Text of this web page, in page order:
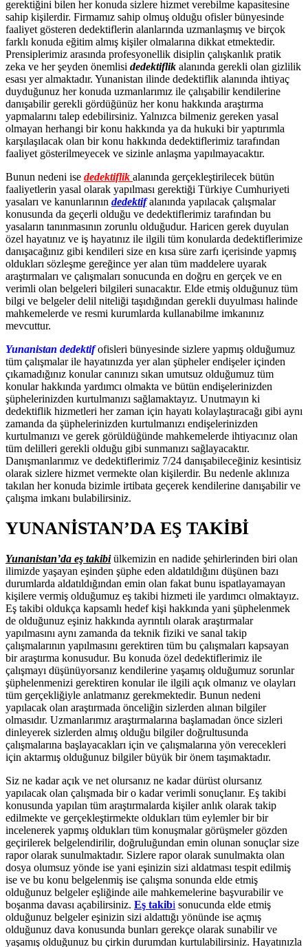
gerektiğini bilen her konuda sizlere hizmet verebilme kapasitesine
sahip kişilerdir. Firmamız sahip olmuş olduğu ofisler bünyesinde
faaliyet gösteren dedektiflerin alanlarında uzmanlaşmış ve birçok
farklı konuda eğitim almış kişiler olmalarına dikkat etmektedir.
Prensiplerimiz arasında profesyonellik disiplin çalışkanlık pratik
zeka ve her şeyden önemlisi dedektiflik alanında gerekli olan gizlilik
esası yer almaktadır. Yunanistan ilinde dedektiflik alanında ihtiyaç
duyduğunuz her konuda uzmanlarımız ile çalışabilir kendilerine
danışabilir gerekli gördüğünüz her konu hakkında araştırma
yapmalarını talep edebilirsiniz. Yalnızca bilmeniz gereken yasal
olmayan herhangi bir konu hakkında ya da hukuki bir yaptırımla
karşılaşılacak olan bir konu hakkında dedektiflerimiz tarafından
faaliyet gösterilmeyecek ve sizinle anlaşma yapılmayacaktır.
Bunun nedeni ise dedektiflik alanında gerçekleştirilecek bütün
faaliyetlerin yasal olarak yapılması gerektiği Türkiye Cumhuriyeti
yasaları ve kanunlarının dedektifalanında yapılacak çalışmalar
konusunda da geçerli olduğu ve dedektiflerimiz tarafından bu
yasaların tanınmasının zorunlu olduğudur. Haricen gerek duyulan
özel hayatınız ve iş hayatınız ile ilgili tüm konularda dedektiflerimize
danışacağınız gibi kendileri size en kısa süre zarfı içerisinde yapmış
oldukları sözleşme gereğince yer alan tüm maddelere uyarak
araştırmaları ve çalışmaları sonucunda en doğru en gerçek ve en
verimli olan belgeleri bilgileri sunacaktır. Elde etmiş olduğunuz tüm
bilgi ve belgeler delil niteliği taşıdığından gerekli duyulması halinde
mahkemelerde ve resmi kurumlarda kullanabilme imkanınız
mevcuttur.
Yunanistan dedektifofisleri bünyesinde sizlere yapmış olduğumuz
tüm çalışmalar ile hayatınızda yer alan şüpheler endişeler içinden
çıkamadığınız konular canınızı sıkan umutsuz olduğumuz tüm
konular hakkında yardımcı olmakta ve bütün endişelerinizden
şüphelerinizden kurtulmanızı sağlamaktayız. Unutmayın ki
dedektiflik hizmetleri her zaman için hayatı kolaylaştıracağı gibi aynı
zamanda da şüphelerinizden kurtulmanızı endişelerinizden
kurtulmanızı ve gerek görüldüğünde mahkemelerde ihtiyacınız olan
tüm delilleri gerekli olduğu gibi sunmanızı sağlayacaktır.
Danışmanlarımız ve dedektiflerimiz 7/24 danışabileceğiniz kesintisiz
olarak sizlere hizmet vermekte olan kişilerdir. Bu nedenle aklınıza
takılan her konuda bizimle irtibata geçerek kendilerine danışabilir ve
çalışma imkanı bulabilirsiniz.
YUNANİSTAN’DA EŞ TAKİBİ
Yunanistan’da eş takibiülkemizin en nadide şehirlerinden biri olan
ilimizde yaşayan eşinden şüphe eden aldatıldığını düşünen bazı
durumlarda aldatıldığından emin olan fakat bunu ispatlayamayan
kişilere vermiş olduğumuz eş takibi hizmeti ile yardımcı olmaktayız.
Eş takibi oldukça kapsamlı hedef kişi hakkında yani şüphelenmek
de olduğunuz eşiniz hakkında ayrıntılı olarak araştırmalar
yapılmasını aynı zamanda da teknik fiziki ve sanal takip
çalışmalarının yapılmasını gerektiren tüm bu çalışmaları kapsayan
bir araştırma konusudur. Bu konuda özel dedektiflerimiz ile
çalışmayı düşünüyorsanız kendilerine yaşamış olduğumuz sorunlar
şüphelenmenizi gerektiren konular ile ilgili açık olmanız ve olayları
tüm gerçekliğiyle anlatmanız gerekmektedir. Bunun nedeni
yapılacak olan araştırmada önceliğin sizlerden alınan bilgiler
olmasıdır. Uzmanlarımız araştırmalarına başlamadan önce sizleri
dinleyerek sizlerden almış olduğu bilgiler doğrultusunda
çalışmalarına başlayacakları için ve çalışmalarına yön verecekleri
için aktarmış olduğunuz bilgiler büyük bir önem taşımaktadır.
Siz ne kadar açık ve net olursanız ne kadar dürüst olursanız
yapılacak olan çalışmada bir o kadar verimli sonuçlanır. Eş takibi
konusunda yapılan tüm araştırmalarda kişiler anlık olarak takip
edilmekte ve gerçekleştirmekte oldukları tüm eylemler bir bir
incelenerek yapmış oldukları tüm konuşmalar görüşmeler gözden
geçirilerek belgelendirilir, doğruluğundan emin olunan sonuçlar size
rapor olarak sunulmaktadır. Sizlere rapor olarak sunulmakta olan
dosya olumsuz yönde ise yani eşinizin sizi aldatması tespit edilmiş
ise ve bu konu belgelenmiş ise çalışma sonunda elde etmiş
olduğunuz belgeler eşliğinde aile mahkemelerine başvurabilir ve
boşanma davası açabilirsiniz. Eş takibi sonucunda elde etmiş
olduğunuz belgeler eşinizin sizi aldattığı yönünde ise açmış
olduğunuz dava konusunda bunları gerekçe olarak sunabilir ve
yaşamış olduğunuz bu çirkin durumdan kurtulabilirsiniz. Hayatınızla